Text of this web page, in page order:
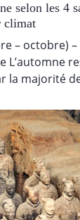
selon les 4
climat
– octobre)
L’automne
la majorité